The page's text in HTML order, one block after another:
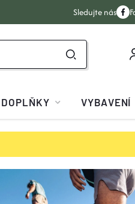
Sledujte nás
DOPLŇKY VYBAVENÍ